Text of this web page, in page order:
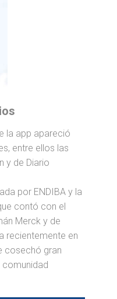
la app apareció
entre ellos las
y de Diario
por ENDIBA y la
contó con el
Merck y de
recientemente en
cosechó gran